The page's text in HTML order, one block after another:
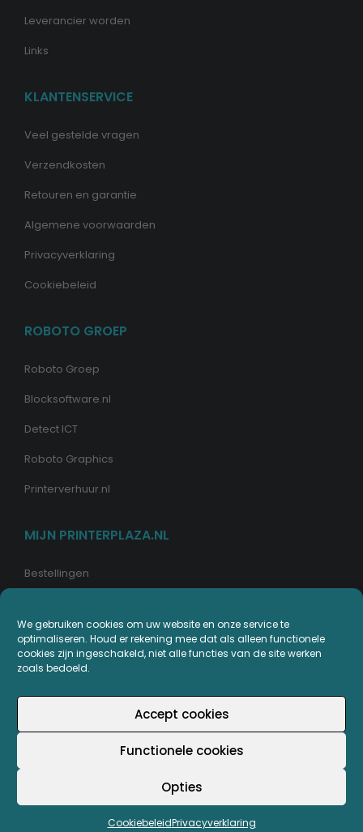
We gebruiken cookies om uw website en onze service te
optimaliseren. Houd er rekening mee dat als alleen functionele
cookies zijn ingeschakeld, niet alle functies van de site werken
zoals bedoeld.
Accept cookies
Functionele cookies
Opties
CookiebeleidPrivacyverklaring
Leverancier worden
Links
KLANTENSERVICE
Veel gestelde vragen
Verzendkosten
Retouren en garantie
Algemene voorwaarden
Privacyverklaring
Cookiebeleid
ROBOTO GROEP
Roboto Groep
Blocksoftware.nl
Detect ICT
Roboto Graphics
Printerverhuur.nl
MIJN PRINTERPLAZA.NL
Bestellingen
Retouren
Wachtwoord vergeten